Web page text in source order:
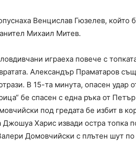
Венцислав Гюзелев, който
Михаил Митев.
играеха повече с
Александър Праматаров
В 15-та минута, опасен удар
бе спасен с една ръка от
под гредата бе избит в
Харис извади остра топка
Домовчийски с плътен шут